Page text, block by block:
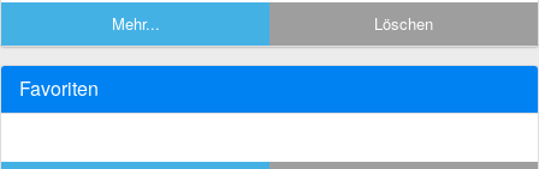
Mehr... Löschen
Favoriten